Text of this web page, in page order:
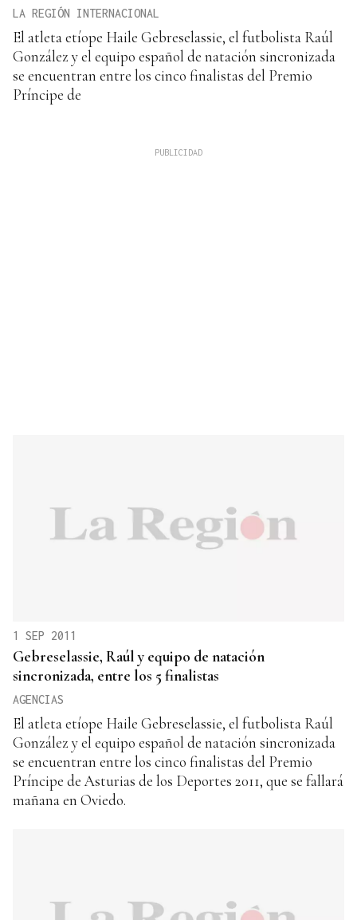
LA REGIÓN INTERNACIONAL
El atleta etíope Haile Gebreselassie, el futbolista Raúl
González y el equipo español de natación sincronizada
se encuentran entre los cinco finalistas del Premio
Príncipe de
1 SEP 2011
Gebreselassie, Raúl y equipo de natación
sincronizada, entre los 5 finalistas
AGENCIAS
El atleta etíope Haile Gebreselassie, el futbolista Raúl
González y el equipo español de natación sincronizada
se encuentran entre los cinco finalistas del Premio
Príncipe de Asturias de los Deportes 2011, que se fallará
mañana en Oviedo.